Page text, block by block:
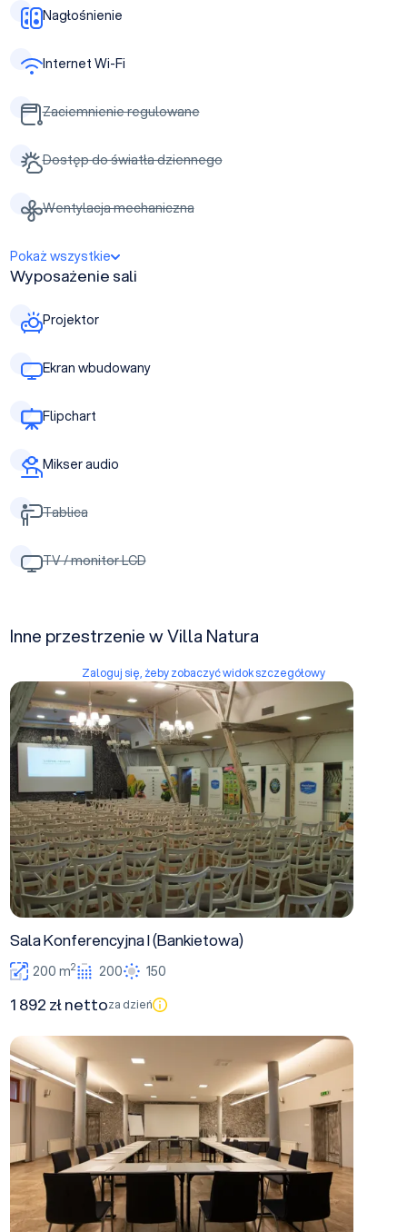
Nagłośnienie
Internet Wi-Fi
Zaciemnienie regulowane
Dostęp do światła dziennego
Wentylacja mechaniczna
Pokaż wszystkie
Wyposażenie sali
Projektor
Ekran wbudowany
Flipchart
Mikser audio
Tablica
TV / monitor LCD
Inne przestrzenie w Villa Natura
Zaloguj się, żeby zobaczyć widok szczegółowy
Sala Konferencyjna I (Bankietowa)
Sala Konferencyjna I (Bankietowa)
200 m2 200 150
1 892 zł nettoza dzień
Sala Konferencyjna III